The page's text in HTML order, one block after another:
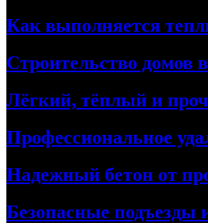
Как выполняется
Строительство домов
Лёгкий, тёплый и
Профессиональное
Надежный бетон от
Безопасные подъезды